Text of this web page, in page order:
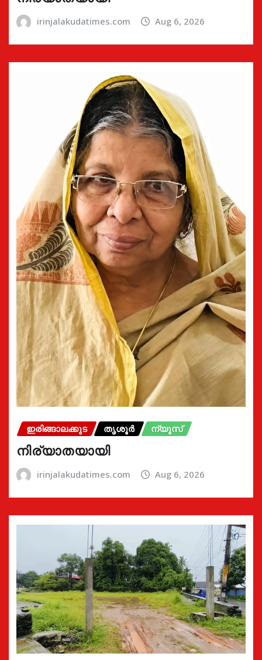
irinjalakudatimes.com Aug 6, 2026
ഇരിങ്ങാലക്കുട തൃശൂർ ന്യൂസ്
നിര്യാതയായി
irinjalakudatimes.com Aug 6, 2026